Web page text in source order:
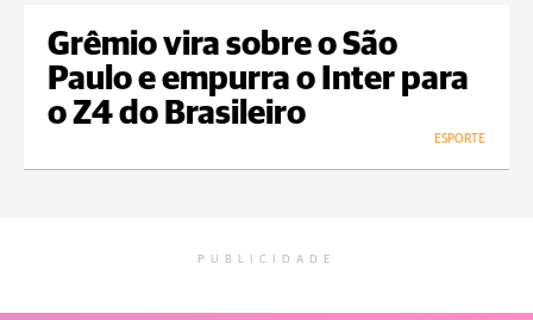
Grêmio vira sobre o São
Paulo e empurra o Inter para
o Z4 do Brasileiro
ESPORTE
PUBLICIDADE